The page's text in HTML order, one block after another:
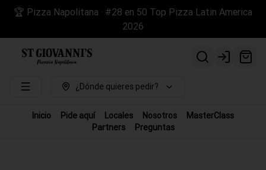
🏆 Pizza Napolitana · #28 en 50 Top Pizza Latin America
2026
Login
¿Dónde quieres pedir?
Inicio Pide aquí Locales Nosotros
MasterClass
Partners
Preguntas